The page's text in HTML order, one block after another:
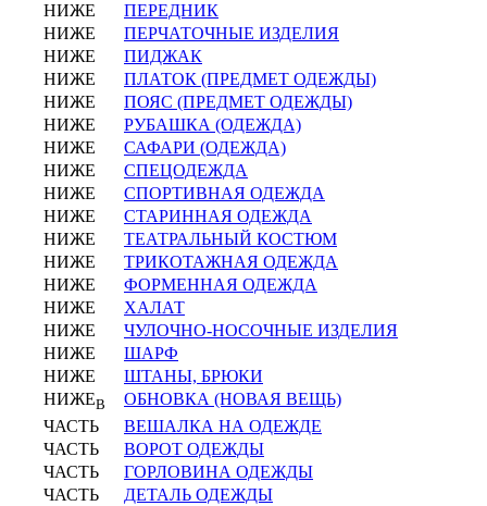
НИЖЕ
ПЕРЕДНИК
НИЖЕ
ПЕРЧАТОЧНЫЕ ИЗДЕЛИЯ
НИЖЕ
ПИДЖАК
НИЖЕ
ПЛАТОК (ПРЕДМЕТ ОДЕЖДЫ)
НИЖЕ
ПОЯС (ПРЕДМЕТ ОДЕЖДЫ)
НИЖЕ
РУБАШКА (ОДЕЖДА)
НИЖЕ
САФАРИ (ОДЕЖДА)
НИЖЕ
СПЕЦОДЕЖДА
НИЖЕ
СПОРТИВНАЯ ОДЕЖДА
НИЖЕ
СТАРИННАЯ ОДЕЖДА
НИЖЕ
ТЕАТРАЛЬНЫЙ КОСТЮМ
НИЖЕ
ТРИКОТАЖНАЯ ОДЕЖДА
НИЖЕ
ФОРМЕННАЯ ОДЕЖДА
НИЖЕ
ХАЛАТ
НИЖЕ
ЧУЛОЧНО-НОСОЧНЫЕ ИЗДЕЛИЯ
НИЖЕ
ШАРФ
НИЖЕ
ШТАНЫ, БРЮКИ
НИЖЕВ
ОБНОВКА (НОВАЯ ВЕЩЬ)
ЧАСТЬ
ВЕШАЛКА НА ОДЕЖДЕ
ЧАСТЬ
ВОРОТ ОДЕЖДЫ
ЧАСТЬ
ГОРЛОВИНА ОДЕЖДЫ
ЧАСТЬ
ДЕТАЛЬ ОДЕЖДЫ